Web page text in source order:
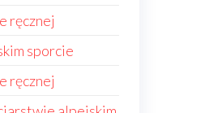
ręcznej
sporcie
ręcznej